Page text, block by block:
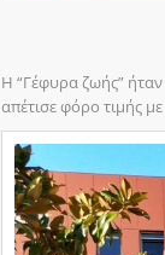
Η “Γέφυρα ζωής”
απέτισε φόρο τιμής